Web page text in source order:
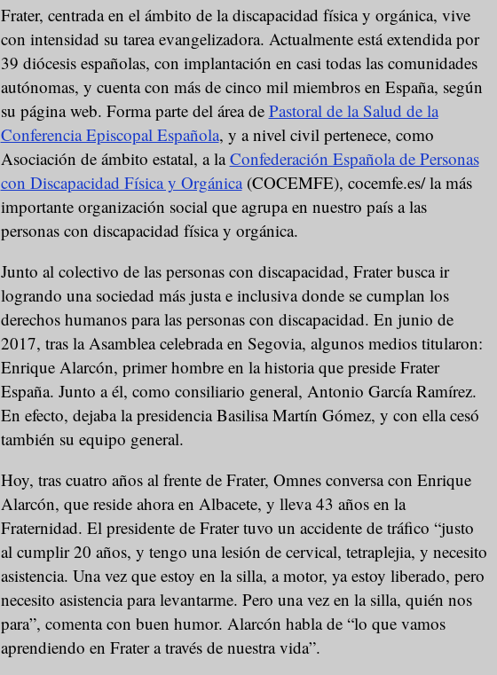
Frater, centrada en el ámbito de la discapacidad física y orgánica, vive
con intensidad su tarea evangelizadora. Actualmente está extendida por
39 diócesis españolas, con implantación en casi todas las comunidades
autónomas, y cuenta con más de cinco mil miembros en España, según
su página web. Forma parte del área de Pastoral de la Salud de la
Conferencia Episcopal Española, y a nivel civil pertenece, como
Asociación de ámbito estatal, a laConfederación Española de Personas
con Discapacidad Física y Orgánica(COCEMFE), cocemfe.es/ la más
importante organización social que agrupa en nuestro país a las
personas con discapacidad física y orgánica.
Junto al colectivo de las personas con discapacidad, Frater busca ir
logrando una sociedad más justa e inclusiva donde se cumplan los
derechos humanos para las personas con discapacidad. En junio de
2017, tras la Asamblea celebrada en Segovia, algunos medios titularon:
Enrique Alarcón, primer hombre en la historia que preside Frater
España. Junto a él, como consiliario general, Antonio García Ramírez.
En efecto, dejaba la presidencia Basilisa Martín Gómez, y con ella cesó
también su equipo general.
Hoy, tras cuatro años al frente de Frater, Omnes conversa con Enrique
Alarcón, que reside ahora en Albacete, y lleva 43 años en la
Fraternidad. El presidente de Frater tuvo un accidente de tráfico “justo
al cumplir 20 años, y tengo una lesión de cervical, tetraplejia, y necesito
asistencia. Una vez que estoy en la silla, a motor, ya estoy liberado, pero
necesito asistencia para levantarme. Pero una vez en la silla, quién nos
para”, comenta con buen humor. Alarcón habla de “lo que vamos
aprendiendo en Frater a través de nuestra vida”.